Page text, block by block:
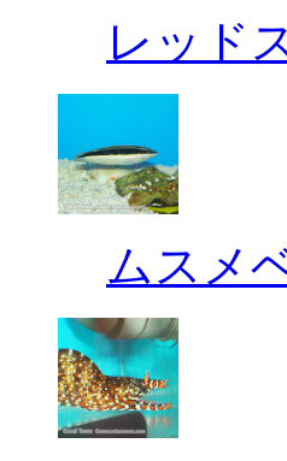
レッド
ムスメ